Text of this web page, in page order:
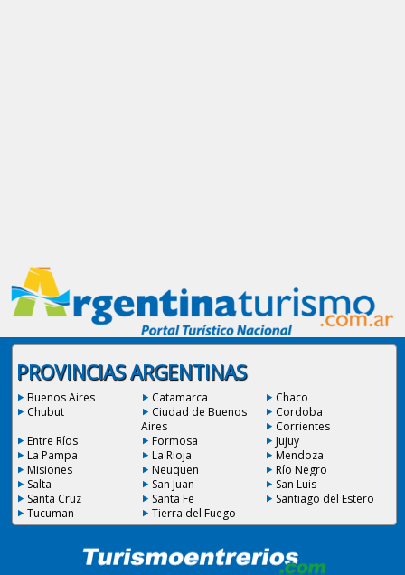
PROVINCIAS ARGENTINAS
Buenos Aires Catamarca
Chaco
Chubut
Ciudad de Buenos
Aires
Cordoba
Corrientes
Entre Ríos
Formosa
Jujuy
La Pampa
La Rioja
Mendoza
Misiones
Neuquen
Río Negro
Salta
San Juan
San Luis
Santa Cruz
Santa Fe
Santiago del Estero
Tucuman
Tierra del Fuego